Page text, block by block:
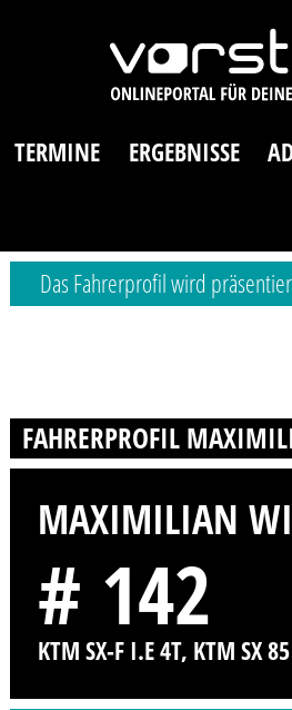
TERMINE ERGEBNISSE
Das Fahrerprofil wird
FAHRERPROFIL
MAXIMILIAN
# 142
KTM SX-F I.E 4T, KTM SX 85